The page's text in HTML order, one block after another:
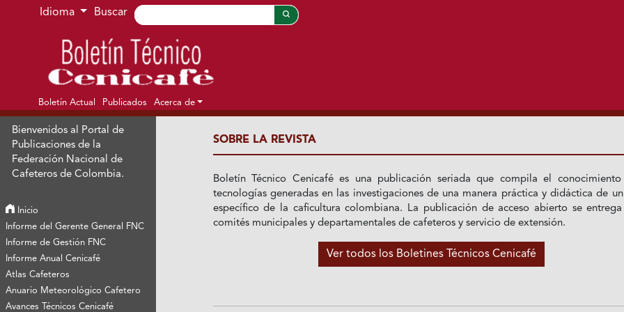
Ir al menú de navegación principal
Ir al contenido principal
Ir al pie de página del sitio
Idioma Buscar
Boletín Actual Publicados Acerca de
Bienvenidos al Portal de
Publicaciones de la
Federación Nacional de
Cafeteros de Colombia.
Inicio
Informe del Gerente General FNC
Informe de Gestión FNC
Informe Anual Cenicafé
Atlas Cafeteros
Anuario Meteorológico Cafetero
Avances Técnicos Cenicafé
SOBRE LA REVISTA
Boletín Técnico Cenicafé es una publicación seriada que compila el
tecnologías generadas en las investigaciones de una manera práctica y didáctica de
específico de la caficultura colombiana. La publicación de acceso abierto se
comités municipales y departamentales de cafeteros y servicio de extensión.
Ver todos los Boletines Técnicos Cenicafé